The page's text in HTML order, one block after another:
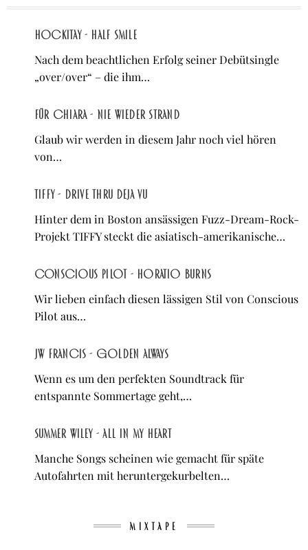
Hockitay - half smile
Nach dem beachtlichen Erfolg seiner Debütsingle
„over/over“ – die ihm…
Für Chiara - Nie wieder Strand
Glaub wir werden in diesem Jahr noch viel hören
von…
TIFFY - Drive Thru Deja Vu
Hinter dem in Boston ansässigen Fuzz-Dream-Rock-
Projekt TIFFY steckt die asiatisch-amerikanische…
Conscious Pilot - Horatio Burns
Wir lieben einfach diesen lässigen Stil von Conscious
Pilot aus…
JW Francis - Golden Always
Wenn es um den perfekten Soundtrack für
entspannte Sommertage geht,…
Summer Wiley - All In My Heart
Manche Songs scheinen wie gemacht für späte
Autofahrten mit heruntergekurbelten…
MIXTAPE